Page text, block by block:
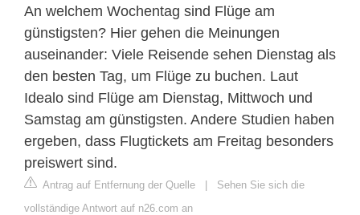
An welchem Wochentag sind Flüge am
günstigsten? Hier gehen die Meinungen
auseinander: Viele Reisende sehen Dienstag als
den besten Tag, um Flüge zu buchen. Laut
Idealo sind Flüge am Dienstag, Mittwoch und
Samstag am günstigsten. Andere Studien haben
ergeben, dass Flugtickets am Freitag besonders
preiswert sind.
Antrag auf Entfernung der Quelle | Sehen Sie sich die
vollständige Antwort auf n26.com an